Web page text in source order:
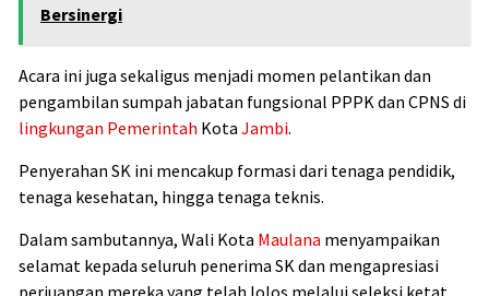
Bersinergi
Acara ini juga sekaligus menjadi momen pelantikan dan
pengambilan sumpah jabatan fungsional PPPK dan CPNS di
lingkungan Pemerintah Kota Jambi.
Penyerahan SK ini mencakup formasi dari tenaga pendidik,
tenaga kesehatan, hingga tenaga teknis.
Dalam sambutannya, Wali Kota Maulana menyampaikan
selamat kepada seluruh penerima SK dan mengapresiasi
perjuangan mereka yang telah lolos melalui seleksi ketat